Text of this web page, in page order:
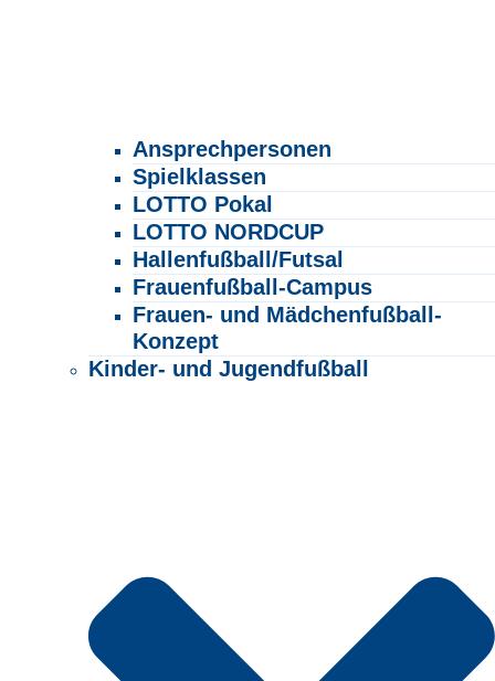
Ansprechpersonen
Spielklassen
LOTTO Pokal
LOTTO NORDCUP
Hallenfußball/Futsal
Frauenfußball-Campus
Frauen- und Mädchenfußball-
Konzept
Kinder- und Jugendfußball